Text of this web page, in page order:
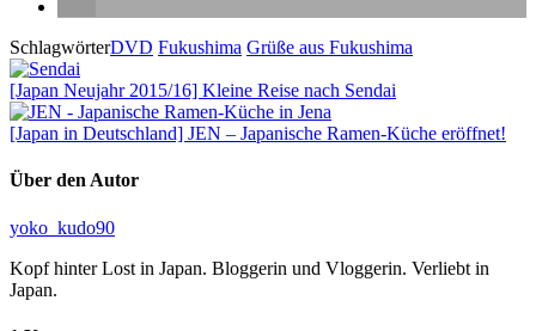
SchlagwörterDVD Fukushima Grüße aus Fukushima
[Japan Neujahr 2015/16] Kleine Reise nach Sendai
[Japan in Deutschland] JEN – Japanische Ramen-Küche eröffnet!
Über den Autor
yoko_kudo90
Kopf hinter Lost in Japan. Bloggerin und Vloggerin. Verliebt in
Japan.